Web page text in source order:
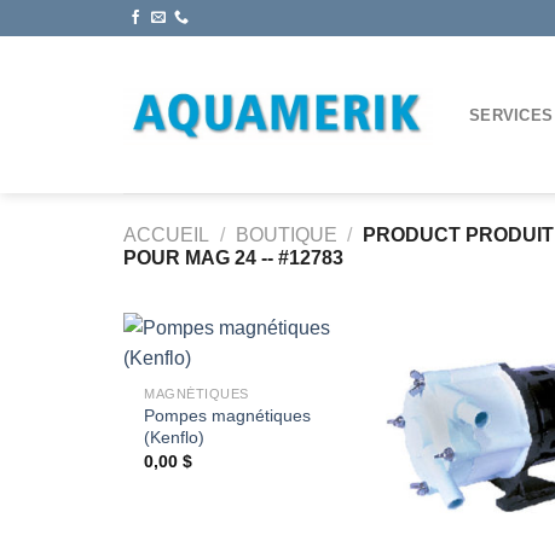
SERVICES
ACCUEIL / BOUTIQUE / PRODUCT PRODUIT
POUR MAG 24 -- #12783
Ajouter
MAGNÉTIQUES
Pompes magnétiques
(Kenflo)
0,00$